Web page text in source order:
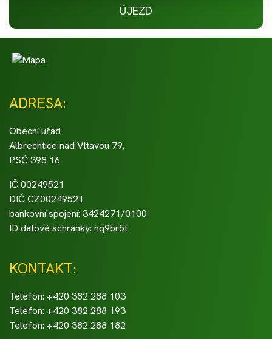
ÚJEZD
ADRESA:
Obecní úřad
Albrechtice nad Vltavou 79,
PSČ 398 16
IČ 00249521
DIČ CZ00249521
bankovní spojení: 3424271/0100
ID datové schránky: nq9br5t
KONTAKT:
Telefon: +420 382 288 103
Telefon: +420 382 288 193
Telefon: +420 382 288 182